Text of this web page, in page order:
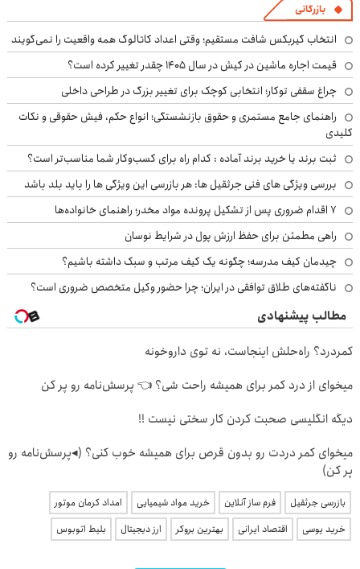
بازرگانی
انتخاب گیربکس شافت مستقیم؛ وقتی اعداد کاتالوگ همه واقعیت را نمی‌گویند
قیمت اجاره ماشین در کیش در سال ۱۴۰۵ چقدر تغییر کرده است؟
چراغ سقفی توکار؛ انتخابی کوچک برای تغییر بزرگ در طراحی داخلی
راهنمای جامع مستمری و حقوق بازنشستگی؛ انواع حکم، فیش حقوقی و نکات
کلیدی
ثبت برند یا خرید برند آماده : کدام راه برای کسب‌وکار شما مناسب‌تر است؟
بررسی ویژگی های فنی جرثقیل ها: هر بازرسی این ویژگی ها را باید بلد باشد
۷ اقدام ضروری پس از تشکیل پرونده مواد مخدر؛ راهنمای خانواده‌ها
راهی مطمئن برای حفظ ارزش پول در شرایط نوسان
چیدمان کیف مدرسه؛ چگونه یک کیف مرتب و سبک داشته باشیم؟
ناگفته‌های طلاق توافقی در ایران؛ چرا حضور وکیل متخصص ضروری است؟
مطالب پیشنهادی
کمردرد؟ راه‌حلش اینجاست، نه توی داروخونه
میخوای از درد کمر برای همیشه راحت شی؟ 👈 پرسش‌نامه رو پر کن
دیگه انگلیسی صحبت کردن کار سختی نیست !!
میخوای کمر دردت رو بدون قرص برای همیشه خوب کنی؟ (◂پرسش‌نامه رو
پر کن)
بازرسی جرثقیل فرم ساز آنلاین خرید مواد شیمیایی
امداد کرمان موتور
خرید یوسی
اقتصاد ایرانی بهترین بروکر ارز دیجیتال بلیط اتوبوس